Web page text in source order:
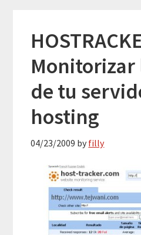
Monitorizar
de tu
hosting
04/23/2009 by filly